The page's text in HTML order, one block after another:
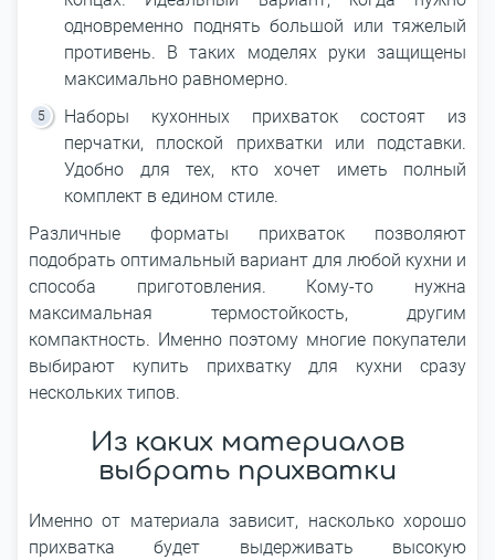
одновременно поднять большой или тяжелый
противень. В таких моделях руки защищены
максимально равномерно.
Наборы кухонных прихваток состоят из
перчатки, плоской прихватки или подставки.
Удобно для тех, кто хочет иметь полный
комплект в едином стиле.
Различные форматы прихваток позволяют
подобрать оптимальный вариант для любой кухни и
способа приготовления. Кому-то нужна
максимальная термостойкость, другим
компактность. Именно поэтому многие покупатели
выбирают купить прихватку для кухни сразу
нескольких типов.
Из каких материалов
выбрать прихватки
Именно от материала зависит, насколько хорошо
прихватка будет выдерживать высокую